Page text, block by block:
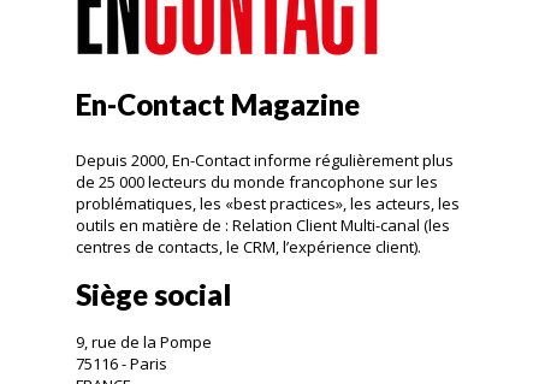
En-Contact Magazine
Depuis 2000, En-Contact informe régulièrement plus
de 25 000 lecteurs du monde francophone sur les
problématiques, les «best practices», les acteurs, les
outils en matière de : Relation Client Multi-canal (les
centres de contacts, le CRM, l’expérience client).
Siège social
9, rue de la Pompe
75116 - Paris